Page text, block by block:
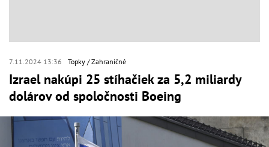
7.11.2024 13:36 Topky Zahraničné
Izrael nakúpi 25 stíhačiek za 5,2 miliardy
dolárov od spoločnosti Boeing